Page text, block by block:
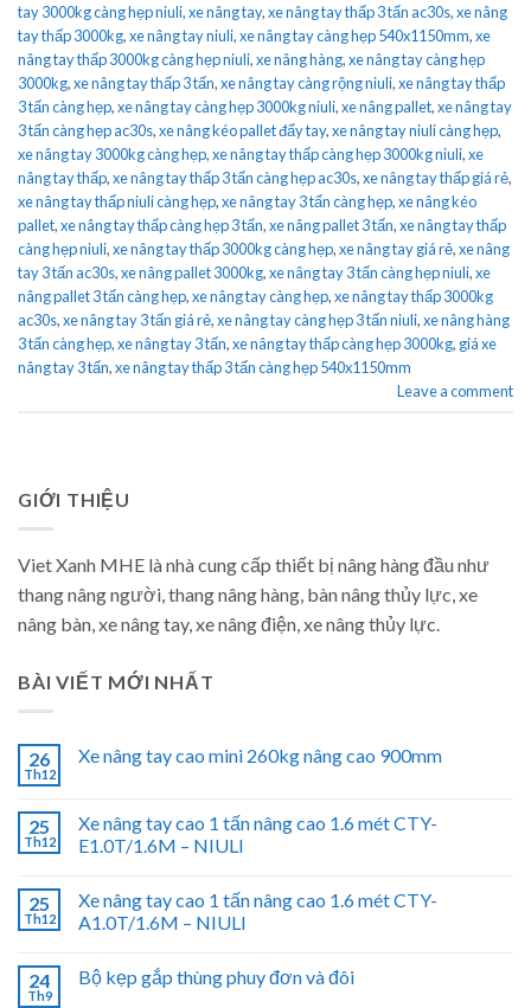
tay 3000kg càng hẹp niuli,xe nâng tay,xe nâng tay thấp 3 tấn ac30s,xe nâng
tay thấp 3000kg,xe nâng tay niuli,xe nâng tay càng hẹp 540x1150mm,xe
nâng tay thấp 3000kg càng hẹp niuli,xe nâng hàng,xe nâng tay càng hẹp
3000kg,xe nâng tay thấp 3 tấn,xe nâng tay càng rộng niuli,xe nâng tay thấp
3 tấn càng hẹp,xe nâng tay càng hẹp 3000kg niuli,xe nâng pallet,xe nâng tay
3 tấn càng hẹp ac30s,xe nâng kéo pallet đẩy tay,xe nâng tay niuli càng hẹp,
xe nâng tay 3000kg càng hẹp,xe nâng tay thấp càng hẹp 3000kg niuli,xe
nâng tay thấp,xe nâng tay thấp 3 tấn càng hẹp ac30s,xe nâng tay thấp giá rẻ,
xe nâng tay thấp niuli càng hẹp,xe nâng tay 3 tấn càng hẹp,xe nâng kéo
pallet,xe nâng tay thấp càng hẹp 3 tấn,xe nâng pallet 3 tấn,xe nâng tay thấp
càng hẹp niuli,xe nâng tay thấp 3000kg càng hẹp,xe nâng tay giá rẻ,xe nâng
tay 3 tấn ac30s,xe nâng pallet 3000kg,xe nâng tay 3 tấn càng hẹp niuli,xe
nâng pallet 3 tấn càng hẹp,xe nâng tay càng hẹp,xe nâng tay thấp 3000kg
ac30s,xe nâng tay 3 tấn giá rẻ,xe nâng tay càng hẹp 3 tấn niuli,xe nâng hàng
3 tấn càng hẹp,xe nâng tay 3 tấn,xe nâng tay thấp càng hẹp 3000kg, giá xe
nâng tay 3 tấn,xe nâng tay thấp 3 tấn càng hẹp 540x1150mm
Leave a comment
GIỚI THIỆU
Viet Xanh MHE là nhà cung cấp thiết bị nâng hàng đầu như
thang nâng người, thang nâng hàng, bàn nâng thủy lực, xe
nâng bàn, xe nâng tay, xe nâng điện, xe nâng thủy lực.
BÀI VIẾT MỚI NHẤT
26
Th12
Xe nâng tay cao mini 260kg nâng cao 900mm
25
Th12
Xe nâng tay cao 1 tấn nâng cao 1.6 mét CTY-
E1.0T/1.6M – NIULI
25
Th12
Xe nâng tay cao 1 tấn nâng cao 1.6 mét CTY-
A1.0T/1.6M – NIULI
24
Th9
Bộ kẹp gắp thùng phuy đơn và đôi